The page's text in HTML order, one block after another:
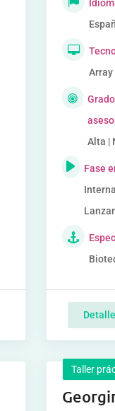
Array
Alta |
Fase
Taller